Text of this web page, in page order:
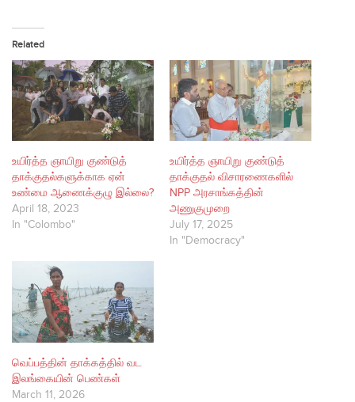
Related
உயிர்த்த ஞாயிறு குண்டுத்
தாக்குதல்களுக்காக ஏன்
உண்மை ஆணைக்குழு இல்லை?
April 18, 2023
In "Colombo"
உயிர்த்த ஞாயிறு குண்டுத்
தாக்குதல் விசாரணைகளில்
NPP அரசாங்கத்தின்
அணுகுமுறை
July 17, 2025
In "Democracy"
வெப்பத்தின் தாக்கத்தில் வட
இலங்கையின் பெண்கள்
March 11, 2026